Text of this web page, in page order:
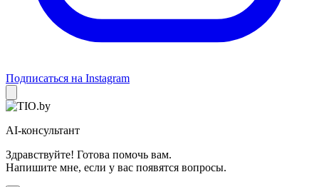
Подписаться на Instagram
AI-консультант
Здравствуйте! Готова помочь вам.
Напишите мне, если у вас появятся вопросы.